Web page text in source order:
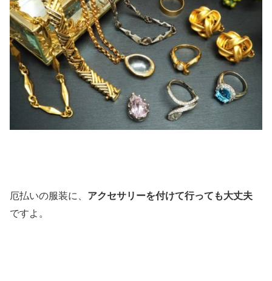
厄払いの服装に、 アクセサリーを付けて行っても大丈夫
ですよ。